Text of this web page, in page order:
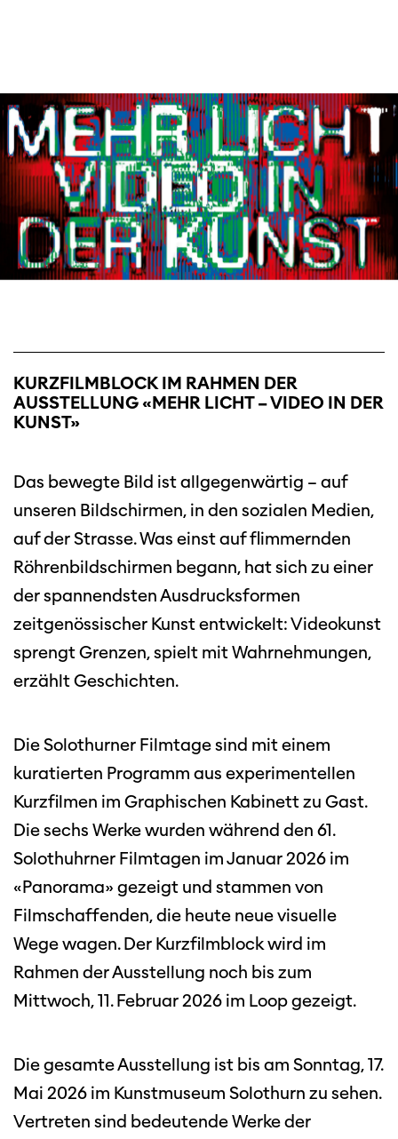
KURZFILMBLOCK IM RAHMEN DER
AUSSTELLUNG «MEHR LICHT – VIDEO IN DER
KUNST»
Das bewegte Bild ist allgegenwärtig – auf
unseren Bildschirmen, in den sozialen Medien,
auf der Strasse. Was einst auf flimmernden
Röhrenbildschirmen begann, hat sich zu einer
der spannendsten Ausdrucksformen
zeitgenössischer Kunst entwickelt: Videokunst
sprengt Grenzen, spielt mit Wahrnehmungen,
erzählt Geschichten.
Die Solothurner Filmtage sind mit einem
kuratierten Programm aus experimentellen
Kurzfilmen im Graphischen Kabinett zu Gast.
Die sechs Werke wurden während den 61.
Solothuhrner Filmtagen im Januar 2026 im
«Panorama» gezeigt und stammen von
Filmschaffenden, die heute neue visuelle
Wege wagen. Der Kurzfilmblock wird im
Rahmen der Ausstellung noch bis zum
Mittwoch, 11. Februar 2026 im Loop gezeigt.
Die gesamte Ausstellung ist bis am Sonntag, 17.
Mai 2026 im Kunstmuseum Solothurn zu sehen.
Vertreten sind bedeutende Werke der